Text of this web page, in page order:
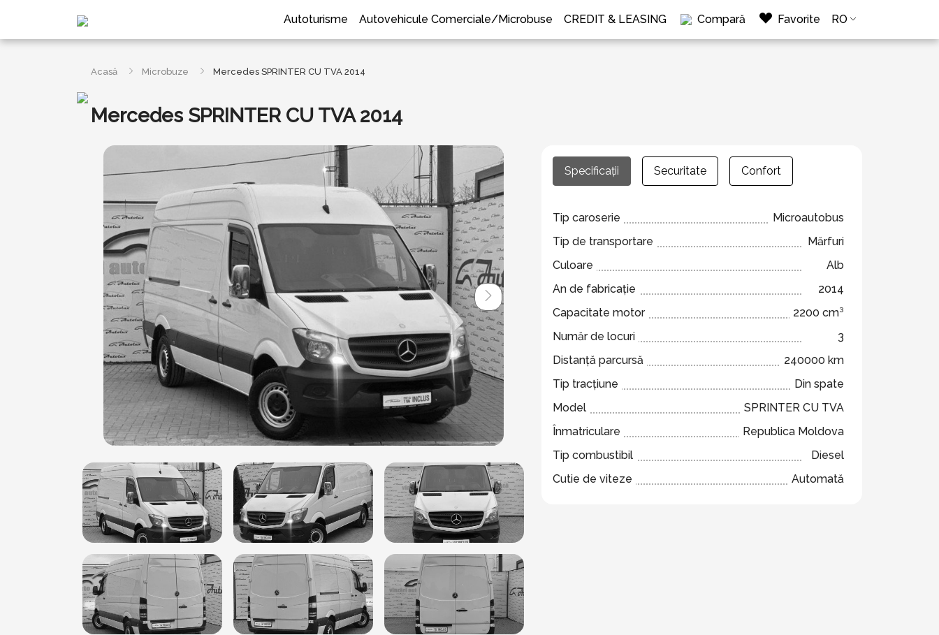
Autoturisme Autovehicule Comerciale/Microbuse CREDIT & LEASING Compară Favorite RO
Acasă Microbuze Mercedes SPRINTER CU TVA 2014
Mercedes SPRINTER CU TVA 2014
Specificații Securitate Confort
Tip caroserie
Microautobus
Tip de transportare
Mărfuri
Culoare
Alb
An de fabricație
2014
Capacitate motor
2200 cm³
Număr de locuri
3
Distanță parcursă
240000 km
Tip tracțiune
Din spate
Model
SPRINTER CU TVA
Înmatriculare
Republica Moldova
Tip combustibil
Diesel
Cutie de viteze
Automată